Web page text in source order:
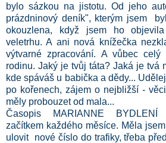
bylo sázkou na jistotu. Od jeho
prázdninový deník", kterým jsem
okouzlena, když jsem ho
veletrhu. A ani nová knížečka
výtvarné zpracování. A vůbec
rodinu. Jaký je tvůj táta? Jaká je tvá
kde spáváš u babička a dědy...
po kořenech, zájem o nejbližší -
měly probouzet od mala...
Časopis MARIANNE BYDLENÍ
začítkem každého měsíce. Měla
ulovit nové číslo do trafiky, třeba